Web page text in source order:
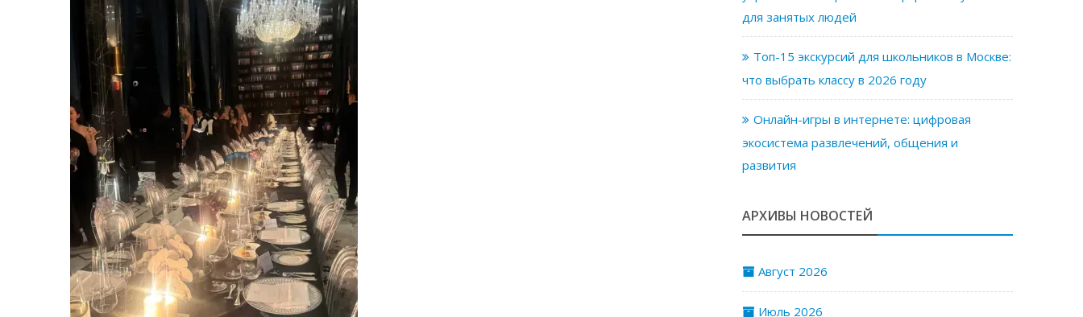
для занятых людей
Топ-15 экскурсий для школьников в Москве:
что выбрать классу в 2026 году
Онлайн-игры в интернете: цифровая
экосистема развлечений, общения и
развития
АРХИВЫ НОВОСТЕЙ
Август 2026
Июль 2026